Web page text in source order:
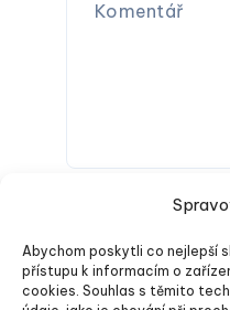
Abychom poskytli co nejlepší
přístupu k informacím o
cookies. Souhlas s těmito